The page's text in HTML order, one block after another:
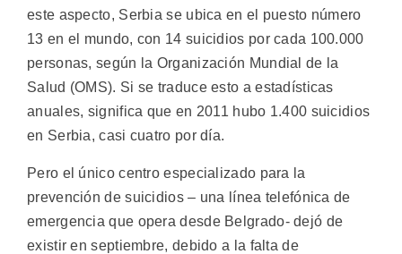
este aspecto, Serbia se ubica en el puesto número
13 en el mundo, con 14 suicidios por cada 100.000
personas, según la Organización Mundial de la
Salud (OMS). Si se traduce esto a estadísticas
anuales, significa que en 2011 hubo 1.400 suicidios
en Serbia, casi cuatro por día.
Pero el único centro especializado para la
prevención de suicidios – una línea telefónica de
emergencia que opera desde Belgrado- dejó de
existir en septiembre, debido a la falta de